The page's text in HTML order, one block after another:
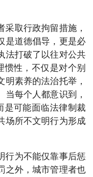
采取行政拘留措施，
是道德倡导，更是必
法打破了以往对公共
惯性，不仅是对个别
明素养的法治托举，
当每个人都意识到，
是可能面临法律制裁
场所不文明行为形成
行为不能仅靠事后惩
之外，城市管理者也